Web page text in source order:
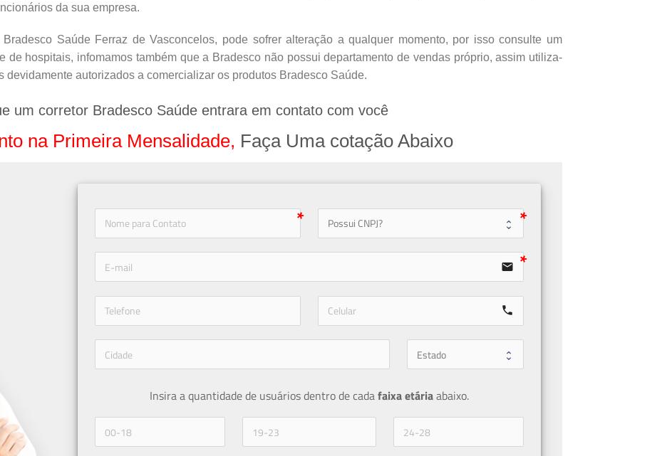
da sua empresa.
Saúde Ferraz de Vasconcelos, pode sofrer alteração a qualquer momento, por isso consulte um
de hospitais, infomamos também que a Bradesco não possui departamento de vendas próprio, assim utiliza-
devidamente autorizados a comercializar os produtos Bradesco Saúde.
um corretor Bradesco Saúde entrara em contato com você
na Primeira Mensalidade, Faça Uma cotação Abaixo
icon-user
email
icon-phone call
Insira a quantidade de usuários dentro de cada faixa etária abaixo.